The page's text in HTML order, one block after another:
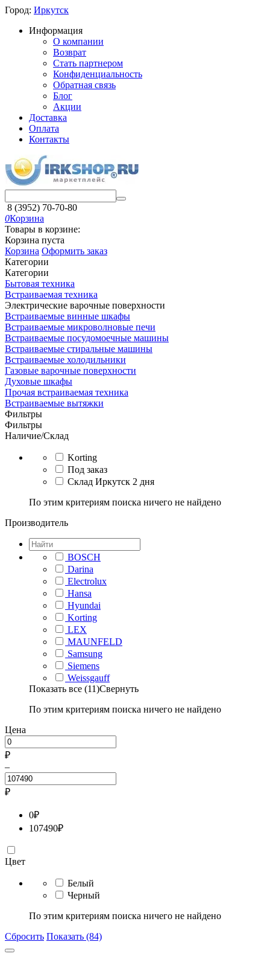
Город: Иркутск
Информация
О компании
Возврат
Стать партнером
Конфиденциальность
Обратная связь
Блог
Акции
Доставка
Оплата
Контакты
8 (3952) 70-70-80
0Корзина
Товары в корзине:
Корзина пуста
Корзина Оформить заказ
Категории
Категории
Бытовая техника
Встраиваемая техника
Электрические варочные поверхности
Встраиваемые винные шкафы
Встраиваемые микроволновые печи
Встраиваемые посудомоечные машины
Встраиваемые стиральные машины
Встраиваемые холодильники
Газовые варочные поверхности
Духовые шкафы
Прочая встраиваемая техника
Встраиваемые вытяжки
Фильтры
Фильтры
Наличие/Склад
Korting
Под заказ
Склад Иркутск 2 дня
По этим критериям поиска ничего не найдено
Производитель
BOSCH
Darina
Electrolux
Hansa
Hyundai
Korting
LEX
MAUNFELD
Samsung
Siemens
Weissgauff
Показать все (11)Свернуть
По этим критериям поиска ничего не найдено
Цена
₽
–
₽
0₽
107490₽
Цвет
Белый
Черный
По этим критериям поиска ничего не найдено
Сбросить Показать (84)